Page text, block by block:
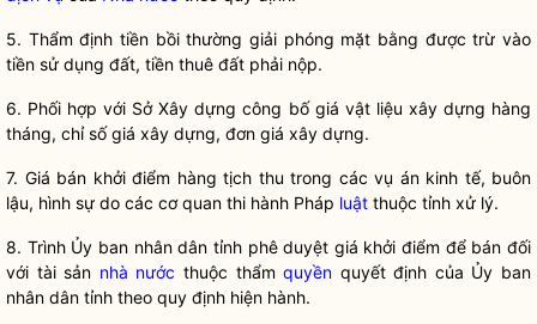
5. Thẩm định tiền bồi thường giải phóng mặt bằng được trừ vào
tiền sử dụng đất, tiền thuê đất phải nộp.
6. Phối hợp với Sở Xây dựng công bố giá vật liệu xây dựng hàng
tháng, chỉ số giá xây dựng, đơn giá xây dựng.
7. Giá bán khởi điểm hàng tịch thu trong các vụ án kinh tế, buôn
lậu, hình sự do các cơ quan thi hành Pháp luật thuộc tỉnh xử lý.
8. Trình Ủy ban nhân dân tỉnh phê duyệt giá khởi điểm để bán đối
với tài sản nhà nước thuộc thẩmquyền quyết định của Ủy ban
nhân dân tỉnh theo quy định hiện hành.